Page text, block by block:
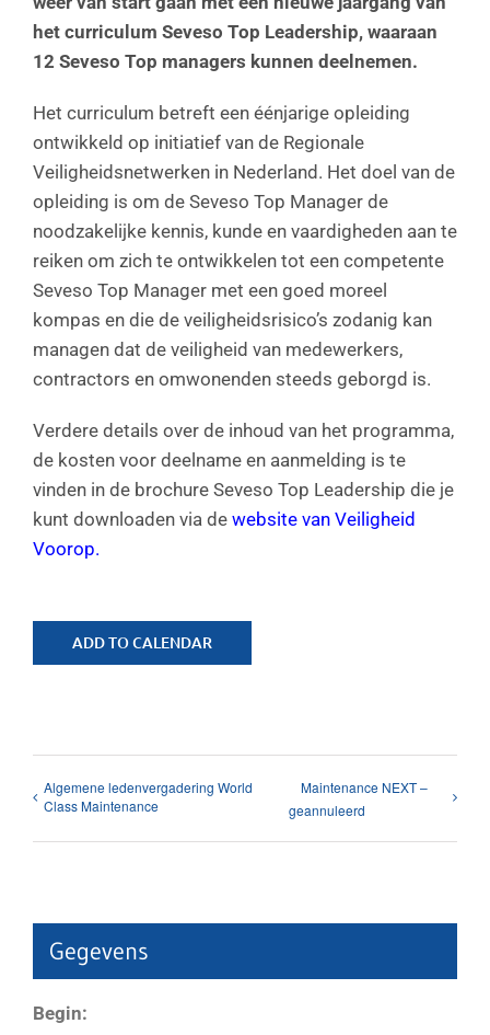
het curriculum Seveso Top Leadership, waaraan
12 Seveso Top managers kunnen deelnemen.
Het curriculum betreft een éénjarige opleiding
ontwikkeld op initiatief van de Regionale
Veiligheidsnetwerken in Nederland. Het doel van de
opleiding is om de Seveso Top Manager de
noodzakelijke kennis, kunde en vaardigheden aan te
reiken om zich te ontwikkelen tot een competente
Seveso Top Manager met een goed moreel
kompas en die de veiligheidsrisico’s zodanig kan
managen dat de veiligheid van medewerkers,
contractors en omwonenden steeds geborgd is.
Verdere details over de inhoud van het programma,
de kosten voor deelname en aanmelding is te
vinden in de brochure Seveso Top Leadership die je
kunt downloaden via de website van Veiligheid
Voorop.
ADD TO CALENDAR
Algemene ledenvergadering World
Class Maintenance
Maintenance NEXT –
geannuleerd
Gegevens
Begin: